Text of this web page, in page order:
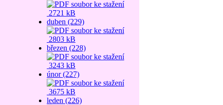
2721 kB
duben (229)
2803 kB
březen (228)
3243 kB
únor (227)
3675 kB
leden (226)